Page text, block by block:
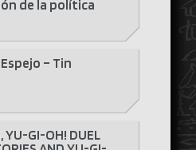
de la política
– Tin
YU-GI-OH! DUEL